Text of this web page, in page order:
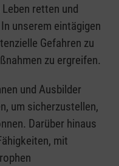
retten und
unserem eintägigen
Gefahren zu
zu ergreifen.
und Ausbilder
um sicherzustellen,
Darüber hinaus
mit